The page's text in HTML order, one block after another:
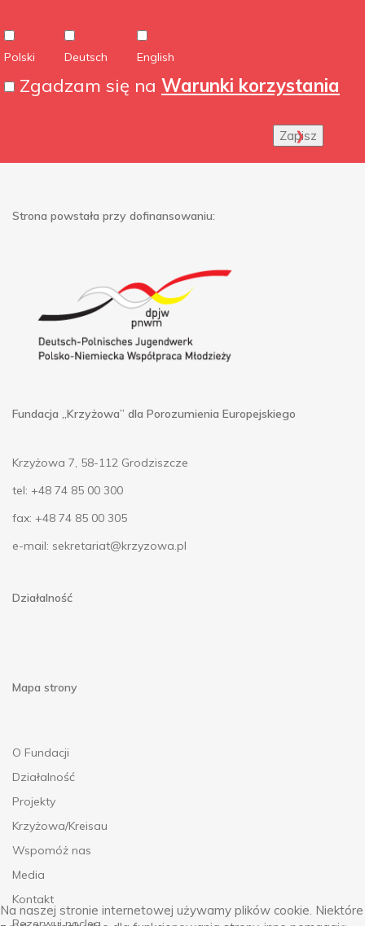
Polski Deutsch English
Zgadzam się na Warunki korzystania
Zapisz
Strona powstała przy dofinansowaniu:
Fundacja „Krzyżowa” dla Porozumienia Europejskiego
Krzyżowa 7, 58-112 Grodziszcze
tel: +48 74 85 00 300
fax: +48 74 85 00 305
e-mail: sekretariat@krzyzowa.pl
Działalność
Mapa strony
O Fundacji
Działalność
Projekty
Krzyżowa/Kreisau
Wspomóż nas
Media
Kontakt
Na naszej stronie internetowej używamy plików cookie. Niektóre